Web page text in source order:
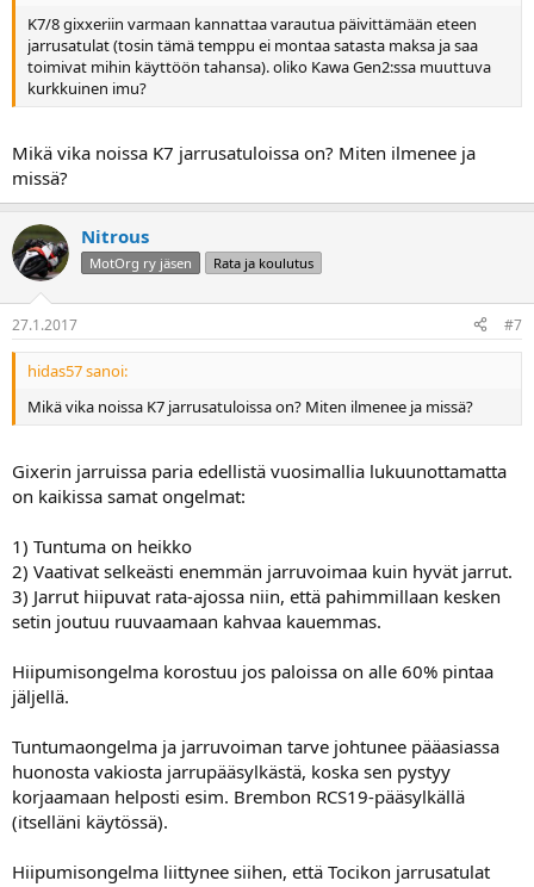
K7/8 gixxeriin varmaan kannattaa varautua päivittämään eteen
jarrusatulat (tosin tämä temppu ei montaa satasta maksa ja saa
toimivat mihin käyttöön tahansa). oliko Kawa Gen2:ssa muuttuva
kurkkuinen imu?
Mikä vika noissa K7 jarrusatuloissa on? Miten ilmenee ja
missä?
Nitrous
MotOrg ry jäsen Rata ja koulutus
27.1.2017 #7
hidas57 sanoi:
Mikä vika noissa K7 jarrusatuloissa on? Miten ilmenee ja missä?
Gixerin jarruissa paria edellistä vuosimallia lukuunottamatta
on kaikissa samat ongelmat:
1) Tuntuma on heikko
2) Vaativat selkeästi enemmän jarruvoimaa kuin hyvät jarrut.
3) Jarrut hiipuvat rata-ajossa niin, että pahimmillaan kesken
setin joutuu ruuvaamaan kahvaa kauemmas.
Hiipumisongelma korostuu jos paloissa on alle 60% pintaa
jäljellä.
Tuntumaongelma ja jarruvoiman tarve johtunee pääasiassa
huonosta vakiosta jarrupääsylkästä, koska sen pystyy
korjaamaan helposti esim. Brembon RCS19-pääsylkällä
(itselläni käytössä).
Hiipumisongelma liittynee siihen, että Tocikon jarrusatulat